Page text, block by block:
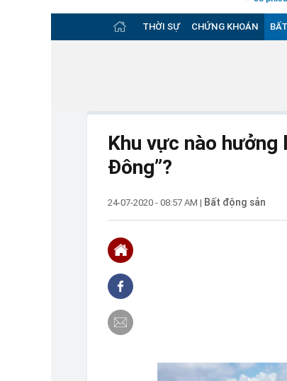
08:15 'Cửa
07:41
Không
26/07
Yếu tố
7?
THỜI SỰ CHỨNG KHOÁN
Khu vực nào
Đông”?
24-07-2020 - 08:57 AM | Bất động sản